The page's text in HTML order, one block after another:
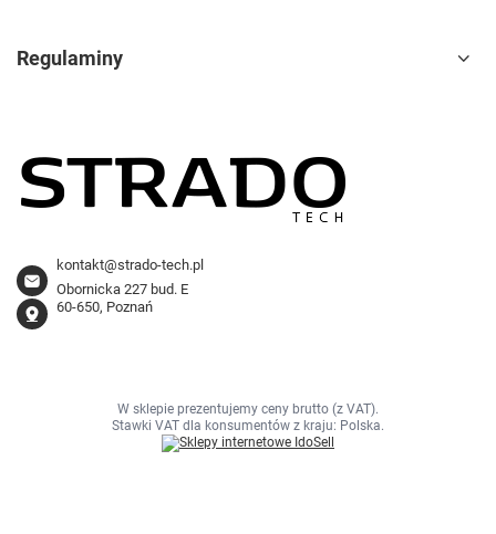
Regulaminy
kontakt@strado-tech.pl
Obornicka 227 bud. E
60-650, Poznań
W sklepie prezentujemy ceny brutto (z VAT).
Stawki VAT dla konsumentów z kraju: Polska.